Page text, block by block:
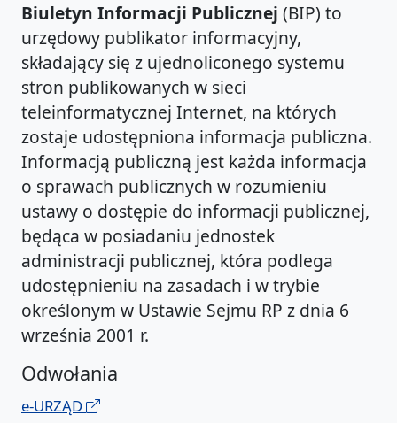
Biuletyn Informacji Publicznej (BIP) to
urzędowy publikator informacyjny,
składający się z ujednoliconego systemu
stron publikowanych w sieci
teleinformatycznej Internet, na których
zostaje udostępniona informacja publiczna.
Informacją publiczną jest każda informacja
o sprawach publicznych w rozumieniu
ustawy o dostępie do informacji publicznej,
będąca w posiadaniu jednostek
administracji publicznej, która podlega
udostępnieniu na zasadach i w trybie
określonym w Ustawie Sejmu RP z dnia 6
września 2001 r.
Odwołania
e-URZĄD